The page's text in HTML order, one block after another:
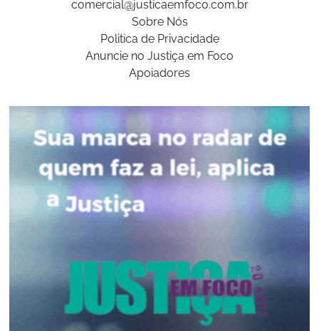
comercial@justicaemfoco.com.br
Sobre Nós
Politica de Privacidade
Anuncie no Justiça em Foco
Apoiadores